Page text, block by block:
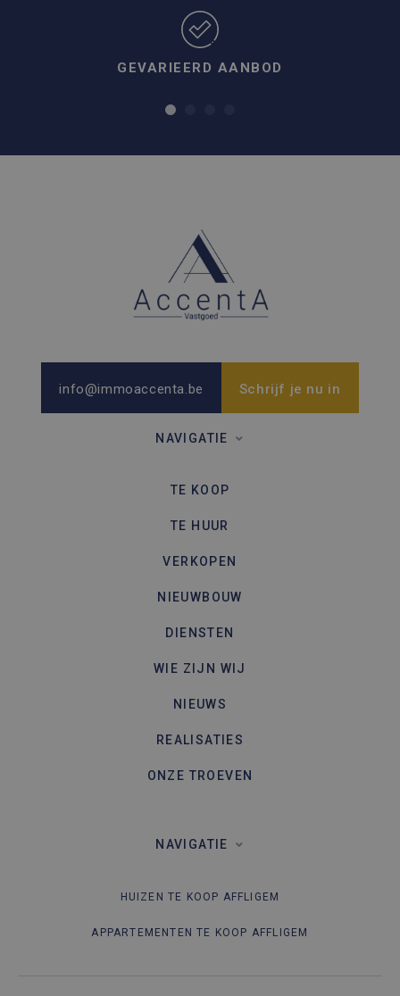
GEVARIEERD AANBOD
info@immoaccenta.be Schrijf je nu in
NAVIGATIE
TE KOOP
TE HUUR
VERKOPEN
NIEUWBOUW
DIENSTEN
WIE ZIJN WIJ
NIEUWS
REALISATIES
ONZE TROEVEN
NAVIGATIE
HUIZEN TE KOOP AFFLIGEM
APPARTEMENTEN TE KOOP AFFLIGEM